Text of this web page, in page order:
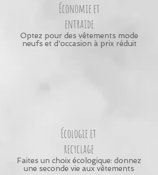
Économie et
entraide
Optez pour des vêtements mode
neufs et d'occasion à prix réduit
Écologie et
recyclage
Faites un choix écologique: donnez
une seconde vie aux vêtements